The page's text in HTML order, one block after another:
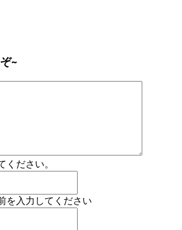
~
ください。
を入力してください